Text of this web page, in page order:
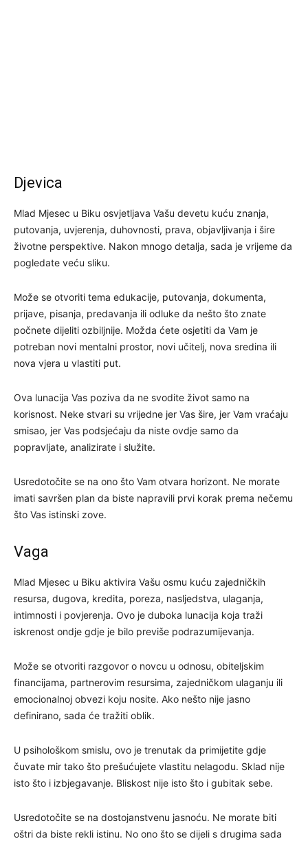
Djevica
Mlad Mjesec u Biku osvjetljava Vašu devetu kuću znanja,
putovanja, uvjerenja, duhovnosti, prava, objavljivanja i šire
životne perspektive. Nakon mnogo detalja, sada je vrijeme da
pogledate veću sliku.
Može se otvoriti tema edukacije, putovanja, dokumenta,
prijave, pisanja, predavanja ili odluke da nešto što znate
počnete dijeliti ozbiljnije. Možda ćete osjetiti da Vam je
potreban novi mentalni prostor, novi učitelj, nova sredina ili
nova vjera u vlastiti put.
Ova lunacija Vas poziva da ne svodite život samo na
korisnost. Neke stvari su vrijedne jer Vas šire, jer Vam vraćaju
smisao, jer Vas podsjećaju da niste ovdje samo da
popravljate, analizirate i služite.
Usredotočite se na ono što Vam otvara horizont. Ne morate
imati savršen plan da biste napravili prvi korak prema nečemu
što Vas istinski zove.
Vaga
Mlad Mjesec u Biku aktivira Vašu osmu kuću zajedničkih
resursa, dugova, kredita, poreza, nasljedstva, ulaganja,
intimnosti i povjerenja. Ovo je duboka lunacija koja traži
iskrenost ondje gdje je bilo previše podrazumijevanja.
Može se otvoriti razgovor o novcu u odnosu, obiteljskim
financijama, partnerovim resursima, zajedničkom ulaganju ili
emocionalnoj obvezi koju nosite. Ako nešto nije jasno
definirano, sada će tražiti oblik.
U psihološkom smislu, ovo je trenutak da primijetite gdje
čuvate mir tako što prešućujete vlastitu nelagodu. Sklad nije
isto što i izbjegavanje. Bliskost nije isto što i gubitak sebe.
Usredotočite se na dostojanstvenu jasnoću. Ne morate biti
oštri da biste rekli istinu. No ono što se dijeli s drugima sada